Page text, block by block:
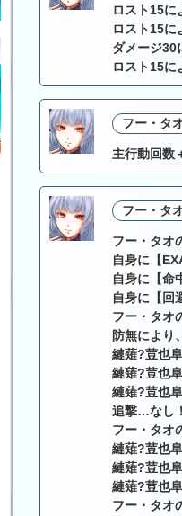
ロスト15に
ロスト15に
ダメージ30
ロスト15に
フー・タ
主行動回数
フー・タ
フー・タオ
自身に【
自身に【命
自身に【回
フー・タオ
防無により
縺薙?荳也
縺薙?荳也
縺薙?荳也
追撃…なし！
フー・タオ
縺薙?荳也
縺薙?荳也
縺薙?荳也
フー・タオ